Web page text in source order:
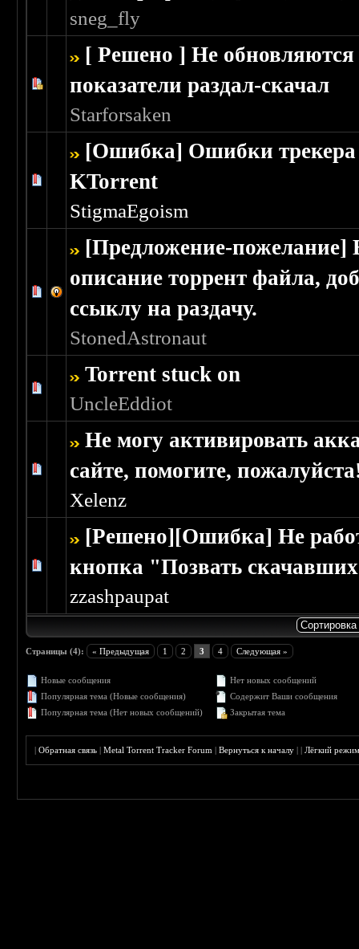
sneg_fly
[ Решено ] Не обновляются
показатели раздал-скачал
Starforsaken
Голосов: 0 - Средняя оценка: 0 из 5
123 45
[Ошибка] Ошибки
KTorrent
StigmaEgoism
Голосов: 0 - Средняя оценка: 0 из 5
123
[Предложение-пожелание]
описание торрент файла,
ссыклу на раздачу.
StonedAstronaut
Голосов: 0 - Средняя оценка: 0 из 5
Torrent stuck on
UncleEddiot
Не могу активировать
сайте, помогите,
Xelenz
Голосов: 0 - Средняя оценка: 0 из 5
1 2345
[Решено][Ошибка] Не
кнопка "Позвать
zzashpaupat
Голосов: 2 - Средняя оценка: 2 из 5
1 23
Страницы (4): « Предыдущая 1 2 3 4 Следующая »
Новые сообщения
Популярная тема (Новые сообщения)
Популярная тема (Нет новых сообщений)
Нет новых сообщений
Содержит Ваши сообщения
Закрытая тема
|Обратная связь |Metal Torrent Tracker Forum |Вернуться к началу ||Лёгкий